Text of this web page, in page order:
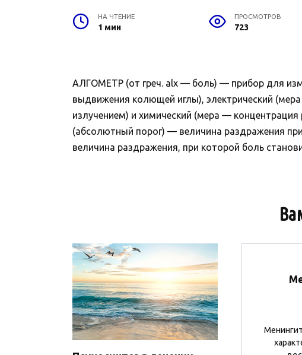
НА ЧТЕНИЕ
1 мин
ПРОСМОТРОВ
723
АЛГОМЕТР (от греч. alx — боль) — прибор для
выдвижения колющей иглы), электрический
излучением) и химический (мера —
(абсолютный порог) — величина раздражения
величина раздражения, при которой боль